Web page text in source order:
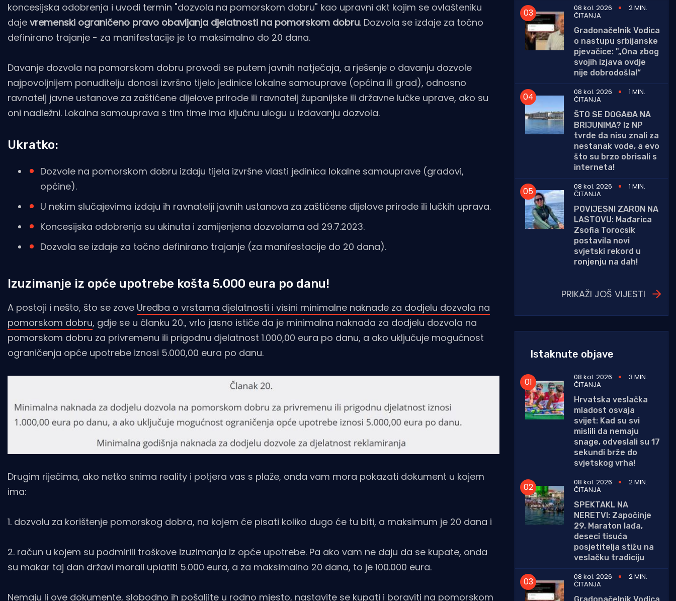
koncesijska odobrenja i uvodi termin "dozvola na pomorskom dobru" kao upravni akt kojim se ovlašteniku
daje vremenski ograničeno pravo obavljanja djelatnosti na pomorskom dobru. Dozvola se izdaje za točno
definirano trajanje - za manifestacije je to maksimalno do 20 dana.
Davanje dozvola na pomorskom dobru provodi se putem javnih natječaja, a rješenje o davanju dozvole
najpovoljnijem ponuditelju donosi izvršno tijelo jedinice lokalne samouprave (općina ili grad), odnosno
ravnatelj javne ustanove za zaštićene dijelove prirode ili ravnatelj županijske ili državne lučke uprave, ako su
oni nadležni. Lokalna samouprava s tim time ima ključnu ulogu u izdavanju dozvola.
Ukratko:
Dozvole na pomorskom dobru izdaju tijela izvršne vlasti jedinica lokalne samouprave (gradovi,
općine).
U nekim slučajevima izdaju ih ravnatelji javnih ustanova za zaštićene dijelove prirode ili lučkih uprava.
Koncesijska odobrenja su ukinuta i zamijenjena dozvolama od 29.7.2023.
Dozvola se izdaje za točno definirano trajanje (za manifestacije do 20 dana).
Izuzimanje iz opće upotrebe košta 5.000 eura po danu!
A postoji i nešto, što se zove Uredba o vrstama djelatnosti i visini minimalne naknade za dodjelu dozvola na
pomorskom dobru, gdje se u članku 20., vrlo jasno ističe da je minimalna naknada za dodjelu dozvola na
pomorskom dobru za privremenu ili prigodnu djelatnost 1.000,00 eura po danu, a ako uključuje mogućnost
ograničenja opće upotrebe iznosi 5.000,00 eura po danu.
Drugim riječima, ako netko snima reality i potjera vas s plaže, onda vam mora pokazati dokument u kojem
ima:
1. dozvolu za korištenje pomorskog dobra, na kojem će pisati koliko dugo će tu biti, a maksimum je 20 dana i
2. račun u kojem su podmirili troškove izuzimanja iz opće upotrebe. Pa ako vam ne daju da se kupate, onda
su makar taj dan državi morali uplatiti 5.000 eura, a za maksimalno 20 dana, to je 100.000 eura.
Nemaju li ove dokumente, slobodno ih pošaljite u rodno mjesto, nastavite se kupati i boraviti na pomorskom
08 kol. 2026
2 MIN.
ČITANJA
Gradonačelnik Vodica
o nastupu srbijanske
pjevačice: "„Ona zbog
svojih izjava ovdje
nije dobrodošla!“
08 kol. 2026
1 MIN.
ČITANJA
ŠTO SE DOGAĐA NA
BRIJUNIMA? Iz NP
tvrde da nisu znali za
nestanak vode, a evo
što su brzo obrisali s
interneta!
08 kol. 2026
1 MIN.
ČITANJA
POVIJESNI ZARON NA
LASTOVU: Mađarica
Zsofia Torocsik
postavila novi
svjetski rekord u
ronjenju na dah!
PRIKAŽI JOŠ VIJESTI
Istaknute objave
08 kol. 2026 3 MIN.
ČITANJA
Hrvatska veslačka
mladost osvaja
svijet: Kad su svi
mislili da nemaju
snage, odveslali su 17
sekundi brže do
svjetskog vrha!
08 kol. 2026
2 MIN.
ČITANJA
SPEKTAKL NA
NERETVI: Započinje
29. Maraton lađa,
deseci tisuća
posjetitelja stižu na
veslačku tradiciju
08 kol. 2026
2 MIN.
ČITANJA
Gradonačelnik Vodica